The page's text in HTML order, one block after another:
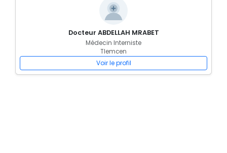
Docteur ABDELLAH MRABET
Médecin Interniste
Tlemcen
Voir le profil